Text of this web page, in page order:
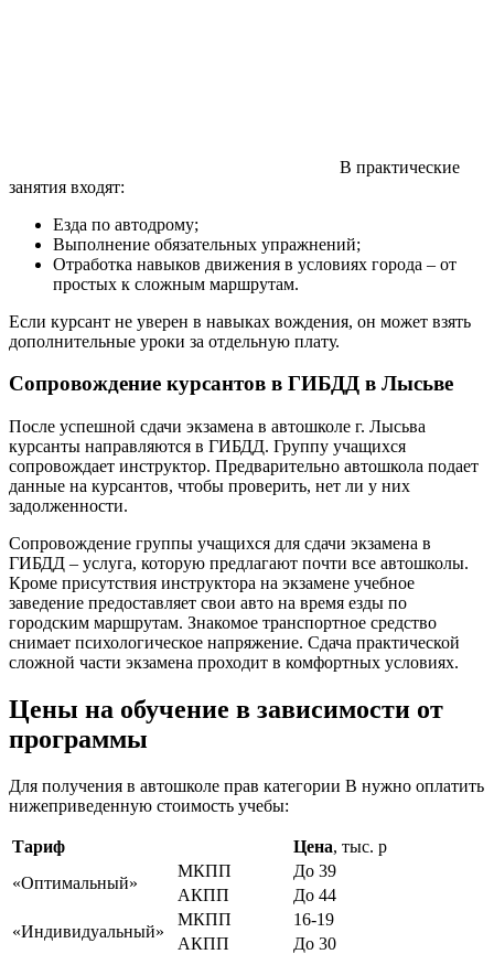
В практические
занятия входят:
Езда по автодрому;
Выполнение обязательных упражнений;
Отработка навыков движения в условиях города – от
простых к сложным маршрутам.
Если курсант не уверен в навыках вождения, он может взять
дополнительные уроки за отдельную плату.
Сопровождение курсантов в ГИБДД в Лысьве
После успешной сдачи экзамена в автошколе г. Лысьва
курсанты направляются в ГИБДД. Группу учащихся
сопровождает инструктор. Предварительно автошкола подает
данные на курсантов, чтобы проверить, нет ли у них
задолженности.
Сопровождение группы учащихся для сдачи экзамена в
ГИБДД – услуга, которую предлагают почти все автошколы.
Кроме присутствия инструктора на экзамене учебное
заведение предоставляет свои авто на время езды по
городским маршрутам. Знакомое транспортное средство
снимает психологическое напряжение. Сдача практической
сложной части экзамена проходит в комфортных условиях.
Цены на обучение в зависимости от
программы
Для получения в автошколе прав категории В нужно оплатить
нижеприведенную стоимость учебы:
Тариф Цена, тыс. р
«Оптимальный»
МКПП
До 39
АКПП
До 44
«Индивидуальный»
МКПП
16-19
АКПП
До 30